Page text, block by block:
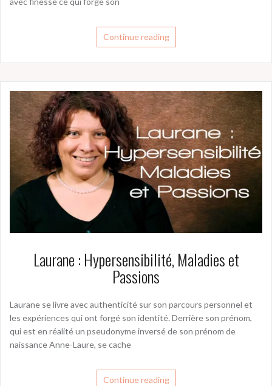
Continue reading
Laurane : Hypersensibilité, Maladies et
Passions
Laurane se livre avec authenticité sur son parcours personnel et
les expériences qui ont forgé son identité. Derrière son prénom,
qui est en réalité un pseudonyme inversé de son prénom de
naissance Anne-Laure, se cache
Continue reading